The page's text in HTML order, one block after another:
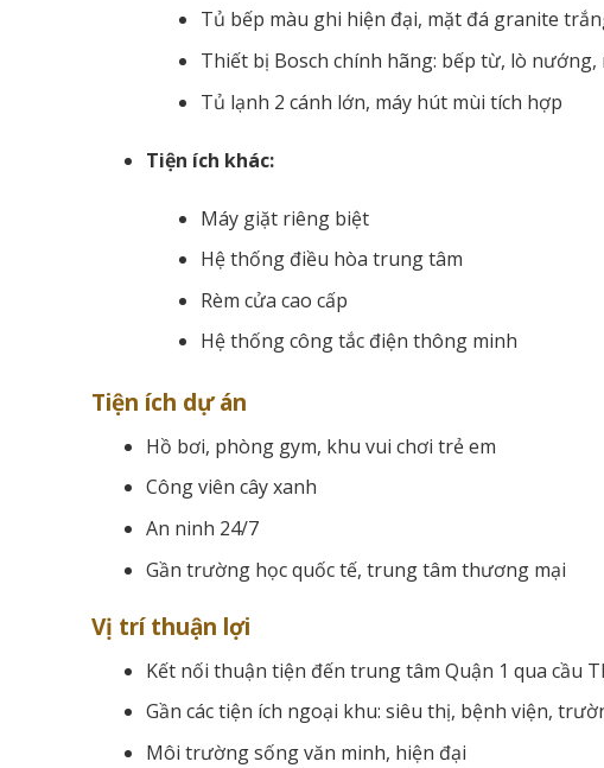
Tủ bếp màu ghi hiện đại, mặt đá granite
Thiết bị Bosch chính hãng: bếp từ, lò nướng,
Tủ lạnh 2 cánh lớn, máy hút mùi tích hợp
Tiện ích khác:
Máy giặt riêng biệt
Hệ thống điều hòa trung tâm
Rèm cửa cao cấp
Hệ thống công tắc điện thông minh
Tiện ích dự án
Hồ bơi, phòng gym, khu vui chơi trẻ em
Công viên cây xanh
An ninh 24/7
Gần trường học quốc tế, trung tâm thương mại
Vị trí thuận lợi
Kết nối thuận tiện đến trung tâm Quận 1 qua cầu
Gần các tiện ích ngoại khu: siêu thị, bệnh viện,
Môi trường sống văn minh, hiện đại